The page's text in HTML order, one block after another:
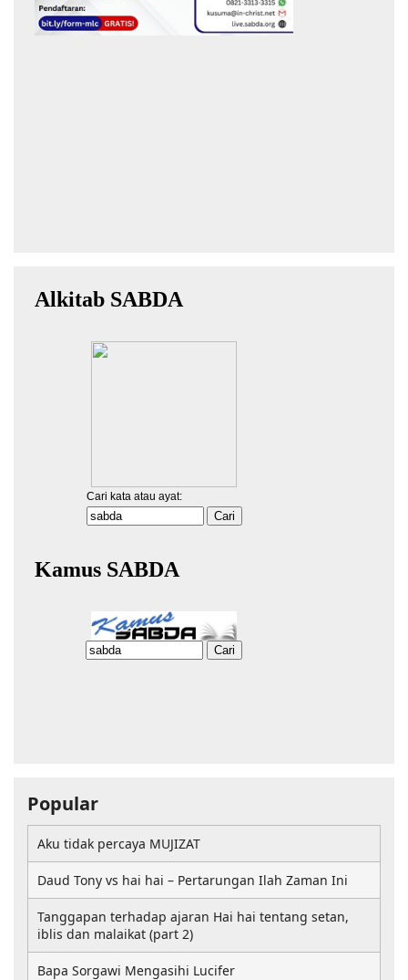
Popular
Aku tidak percaya MUJIZAT
Daud Tony vs hai hai – Pertarungan Ilah Zaman Ini
Tanggapan terhadap ajaran Hai hai tentang setan,
iblis dan malaikat (part 2)
Bapa Sorgawi Mengasihi Lucifer